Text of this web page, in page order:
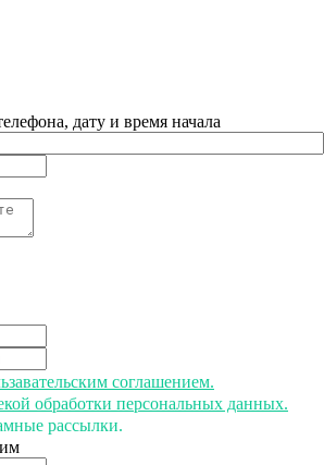
дату и время начала
соглашением.
обработки персональных данных.
рассылки.